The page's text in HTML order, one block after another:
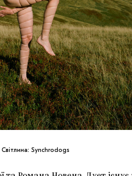
Світлина: Synchrodogs